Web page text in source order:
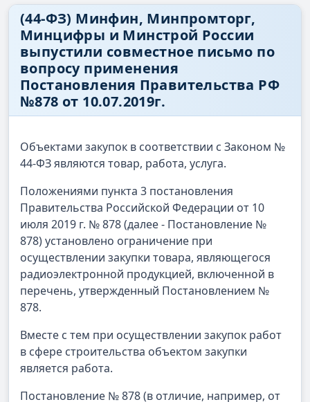
(44-ФЗ) Минфин, Минпромторг,
Минцифры и Минстрой России
выпустили совместное письмо по
вопросу применения
Постановления Правительства РФ
№878 от 10.07.2019г.
Объектами закупок в соответствии с Законом №
44-ФЗ являются товар, работа, услуга.
Положениями пункта 3 постановления
Правительства Российской Федерации от 10
июля 2019 г. № 878 (далее - Постановление №
878) установлено ограничение при
осуществлении закупки товара, являющегося
радиоэлектронной продукцией, включенной в
перечень, утвержденный Постановлением №
878.
Вместе с тем при осуществлении закупок работ
в сфере строительства объектом закупки
является работа.
Постановление № 878 (в отличие, например, от